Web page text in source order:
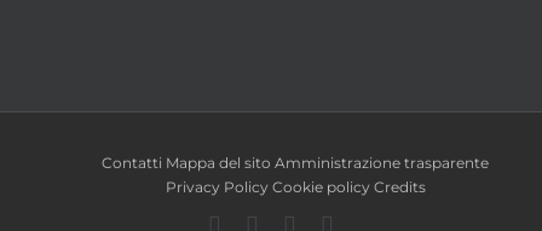
Contatti Mappa del sito Amministrazione trasparente
Privacy Policy Cookie policy Credits
Facebook
TwitterYouTube